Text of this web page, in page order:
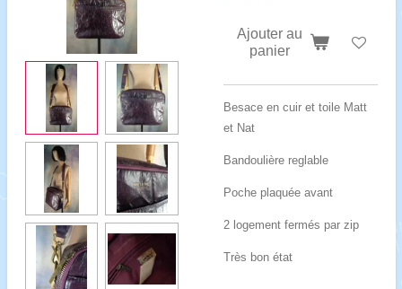
Ajouter au
panier
Besace en cuir et toile Matt
et Nat
Bandoulière reglable
Poche plaquée avant
2 logement fermés par zip
Très bon état